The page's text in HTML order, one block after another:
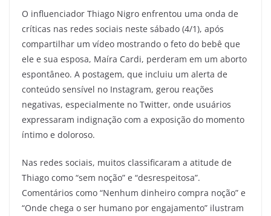
O influenciador Thiago Nigro enfrentou uma onda de
críticas nas redes sociais neste sábado (4/1), após
compartilhar um vídeo mostrando o feto do bebê que
ele e sua esposa, Maíra Cardi, perderam em um aborto
espontâneo. A postagem, que incluiu um alerta de
conteúdo sensível no Instagram, gerou reações
negativas, especialmente no Twitter, onde usuários
expressaram indignação com a exposição do momento
íntimo e doloroso.
Nas redes sociais, muitos classificaram a atitude de
Thiago como “sem noção” e “desrespeitosa”.
Comentários como “Nenhum dinheiro compra noção” e
“Onde chega o ser humano por engajamento” ilustram